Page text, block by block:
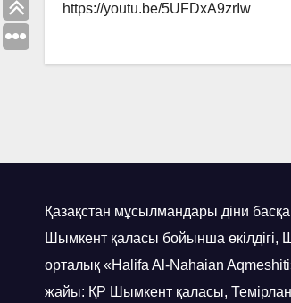
https://youtu.be/5UFDxA9zrIw
Қазақстан мұсылмандары діни
Шымкент қаласы бойынша өкілдігі,
орталық «Halifa Al-Nahaian
жайы: ҚР Шымкент қаласы,